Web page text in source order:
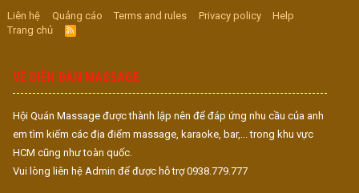
Liên hệ
Quảng cáo Terms and rules Privacy policy
Help
Trang chủ
R
S
VỀ DIỄN ĐÀN MASSAGE
Hội Quán Massage được thành lập nên để đáp ứng nhu cầu của anh
em tìm kiếm các địa điểm massage, karaoke, bar,... trong khu vực
HCM cũng như toàn quốc.
Vui lòng liên hệ Admin để được hỗ trợ 0938.779.777